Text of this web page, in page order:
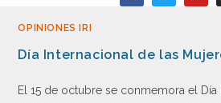
OPINIONES IRI
Día Internacional de las
El 15 de octubre se conmemora el Día